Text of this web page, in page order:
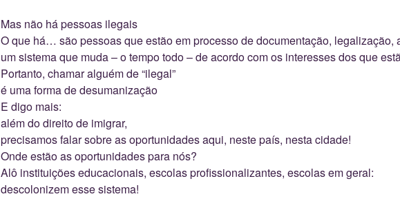
Mas não há pessoas ilegais
O que há… são pessoas que estão em processo de documentação, legalização,
um sistema que muda – o tempo todo – de acordo com os interesses dos que
Portanto, chamar alguém de “ilegal”
é uma forma de desumanização
E digo mais:
além do direito de imigrar,
precisamos falar sobre as oportunidades aqui, neste país, nesta cidade!
Onde estão as oportunidades para nós?
Alô instituições educacionais, escolas profissionalizantes, escolas em geral:
descolonizem esse sistema!